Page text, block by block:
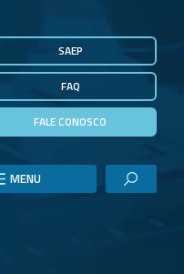
SAEP
FAQ
FALE CONOSCO
MENU